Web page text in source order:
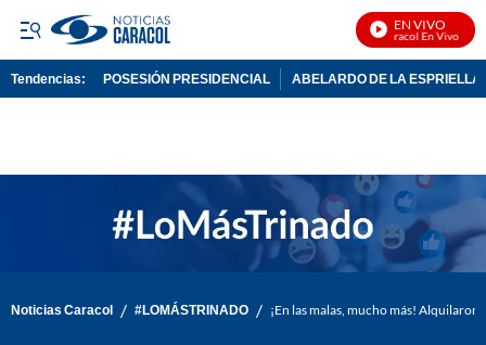
EN VIVO
Noticias Caracol En Vivo
Tendencias: POSESIÓN PRESIDENCIAL ABELARDO DE LA ESPRIELLA
Noticias Caracol / #LOMÁSTRINADO / ¡En las malas, mucho más!